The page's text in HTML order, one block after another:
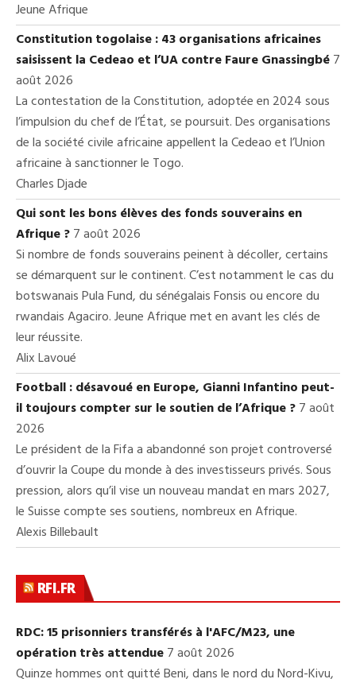
Jeune Afrique
Constitution togolaise : 43 organisations africaines
saisissent la Cedeao et l’UA contre Faure Gnassingbé7
août 2026
La contestation de la Constitution, adoptée en 2024 sous
l’impulsion du chef de l’État, se poursuit. Des organisations
de la société civile africaine appellent la Cedeao et l’Union
africaine à sanctionner le Togo.
Charles Djade
Qui sont les bons élèves des fonds souverains en
Afrique ?7 août 2026
Si nombre de fonds souverains peinent à décoller, certains
se démarquent sur le continent. C’est notamment le cas du
botswanais Pula Fund, du sénégalais Fonsis ou encore du
rwandais Agaciro. Jeune Afrique met en avant les clés de
leur réussite.
Alix Lavoué
Football : désavoué en Europe, Gianni Infantino peut-
il toujours compter sur le soutien de l’Afrique ?7 août
2026
Le président de la Fifa a abandonné son projet controversé
d’ouvrir la Coupe du monde à des investisseurs privés. Sous
pression, alors qu’il vise un nouveau mandat en mars 2027,
le Suisse compte ses soutiens, nombreux en Afrique.
Alexis Billebault
RFI.FR
RDC: 15 prisonniers transférés à l'AFC/M23, une
opération très attendue7 août 2026
Quinze hommes ont quitté Beni, dans le nord du Nord-Kivu,